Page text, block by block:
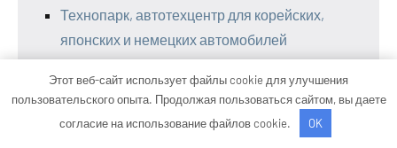
Технопарк, автотехцентр для корейских,
японских и немецких автомобилей
Товары для дома
Точка ремонта
Этот веб-сайт использует файлы cookie для улучшения
пользовательского опыта. Продолжая пользоваться сайтом, вы даете
согласие на использование файлов cookie.
OK